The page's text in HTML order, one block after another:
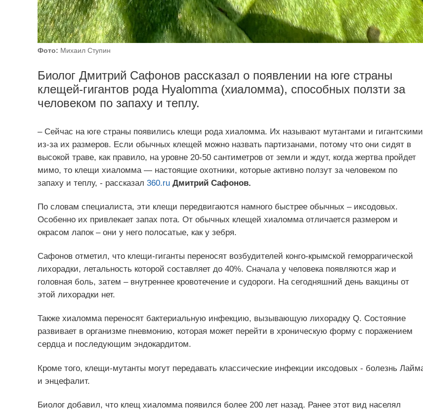
Фото: Михаил Ступин
Биолог Дмитрий Сафонов рассказал о появлении на юге страны
клещей-гигантов рода Hyalomma (хиаломма), способных ползти за
человеком по запаху и теплу.
– Сейчас на юге страны появились клещи рода хиаломма. Их называют мутантами и гигантскими
из-за их размеров. Если обычных клещей можно назвать партизанами, потому что они сидят в
высокой траве, как правило, на уровне 20-50 сантиметров от земли и ждут, когда жертва пройдет
мимо, то клещи хиаломма — настоящие охотники, которые активно ползут за человеком по
запаху и теплу, - рассказал 360.ru Дмитрий Сафонов.
По словам специалиста, эти клещи передвигаются намного быстрее обычных – иксодовых.
Особенно их привлекает запах пота. От обычных клещей хиаломма отличается размером и
окрасом лапок – они у него полосатые, как у зебря.
Сафонов отметил, что клещи-гиганты переносят возбудителей конго-крымской геморрагической
лихорадки, летальность которой составляет до 40%. Сначала у человека появляются жар и
головная боль, затем – внутреннее кровотечение и судороги. На сегодняшний день вакцины от
этой лихорадки нет.
Также хиаломма переносят бактериальную инфекцию, вызывающую лихорадку Q. Состояние
развивает в организме пневмонию, которая может перейти в хроническую форму с поражением
сердца и последующим эндокардитом.
Кроме того, клещи-мутанты могут передавать классические инфекции иксодовых - болезнь
и энцефалит.
Биолог добавил, что клещ хиаломма появился более 200 лет назад. Ранее этот вид населял